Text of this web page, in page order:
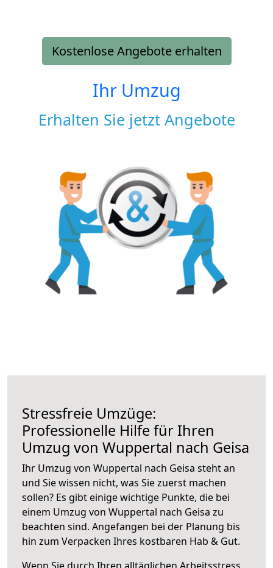
Kostenlose Angebote erhalten
Ihr Umzug
Erhalten Sie jetzt Angebote
Stressfreie Umzüge:
Professionelle Hilfe für Ihren
Umzug von Wuppertal nach Geisa
Ihr Umzug von Wuppertal nach Geisa steht an
und Sie wissen nicht, was Sie zuerst machen
sollen? Es gibt einige wichtige Punkte, die bei
einem Umzug von Wuppertal nach Geisa zu
beachten sind. Angefangen bei der Planung bis
hin zum Verpacken Ihres kostbaren Hab & Gut.